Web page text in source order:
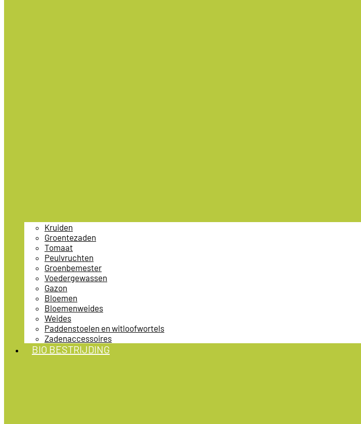
Kruiden
Groentezaden
Tomaat
Peulvruchten
Groenbemester
Voedergewassen
Gazon
Bloemen
Bloemenweides
Weides
Paddenstoelen en witloofwortels
Zadenaccessoires
BIO BESTRIJDING